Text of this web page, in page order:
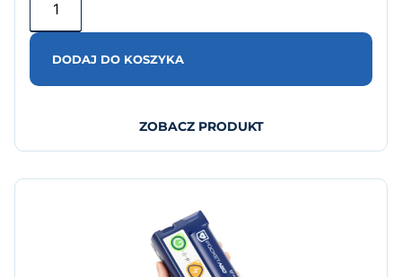
DODAJ DO KOSZYKA
ZOBACZ PRODUKT